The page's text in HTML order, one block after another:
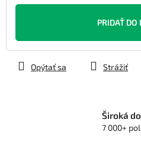
Jednotková
PRIDAŤ DO
Opýtať sa Strážiť
Široká
7 000+